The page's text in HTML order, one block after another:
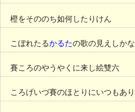
橙をそののち如何したりけん
こぼれたるかるたの歌の見えしかな
賽ころのやうやくに来し絵雙六
ころげいづ賽のほとりにいつもあり